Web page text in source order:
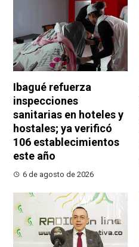
Ibagué refuerza
inspecciones
sanitarias en hoteles y
hostales; ya verificó
106 establecimientos
este año
6 de agosto de 2026